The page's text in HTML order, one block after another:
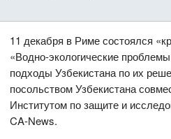
11 декабря в Риме состоялся
«Водно-экологические
подходы Узбекистана по их
посольством Узбекистана
Институтом по защите и
CA-News.